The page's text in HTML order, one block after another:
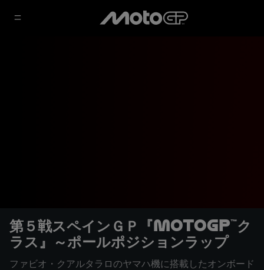
第５戦スペインＧＰ『MotoGP™ク
ラス』～ポールポジションラップ
ファビオ・クアルタラロのヤマハ機に搭載したオンボード